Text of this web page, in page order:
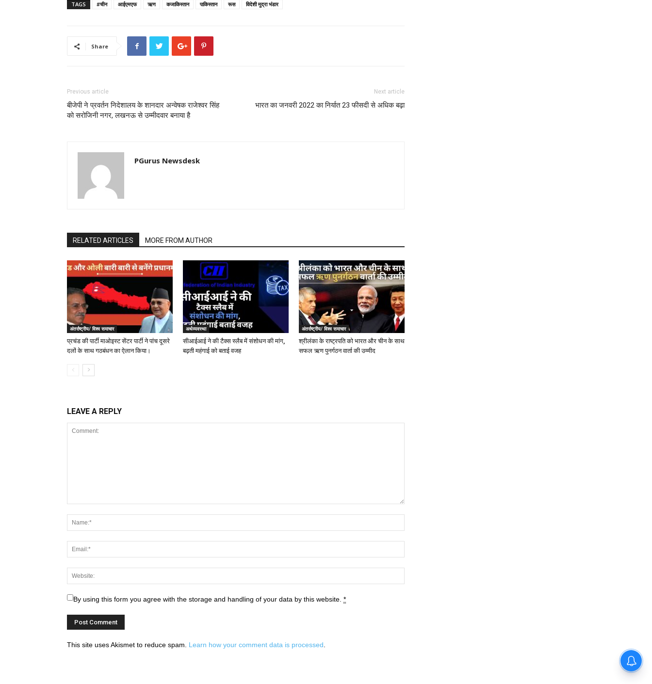
TAGS #चीन आईएमएफ ऋण कजाकिस्तान पाकिस्तान रूस विदेशी मुद्रा भंडार
Share
Previous article
बीजेपी ने प्रवर्तन निदेशालय के शानदार अन्वेषक राजेश्वर सिंह
को सरोजिनी नगर, लखनऊ से उम्मीदवार बनाया है
Next article
भारत का जनवरी 2022 का निर्यात 23 फीसदी से अधिक बढ़ा
PGurus Newsdesk
RELATED ARTICLES MORE FROM AUTHOR
अंतर्राष्ट्रीय/ विश्व समाचार
प्रचंड की पार्टी माओइस्ट सेंटर पार्टी ने पांच दूसरे
दलों के साथ गठबंधन का ऐलान किया।
अर्थव्यवस्था
सीआईआई ने की टैक्स स्लैब में संशोधन की मांग,
बढ़ती महंगाई को बताई वजह
अंतर्राष्ट्रीय/ विश्व समाचार
श्रीलंका के राष्ट्रपति को भारत और चीन के साथ
सफल ऋण पुनर्गठन वार्ता की उम्मीद
LEAVE A REPLY
By using this form you agree with the storage and handling of your data by this website. *
This site uses Akismet to reduce spam. Learn how your comment data is processed